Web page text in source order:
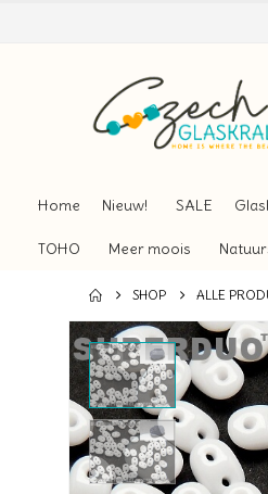
Home Nieuw! SALE
TOHO Meer moois
SHOP ALLE